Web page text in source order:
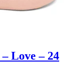
Love – 24